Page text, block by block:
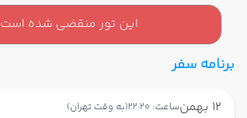
این تور منقضی شده است
برنامه سفر
12 بهمن ساعت: 22:20 (به وقت تهران)